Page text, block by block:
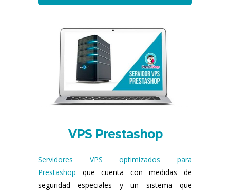
VPS Prestashop
Servidores VPS optimizados para
Prestashop que cuenta con medidas de
seguridad especiales y un sistema que